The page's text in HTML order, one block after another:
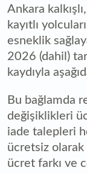
Ankara
kayıtlı
esneklik
2026 (dahil)
kaydıyla
Bu bağlamda
değişiklikleri
iade talepleri
ücretsiz
ücret farkı ve